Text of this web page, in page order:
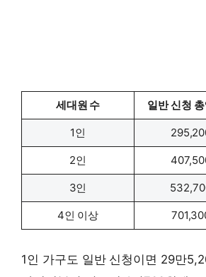
세대원 수 일반 신청
1인
2인
3인
4인 이상
1인 가구도 일반 신청이면 29만